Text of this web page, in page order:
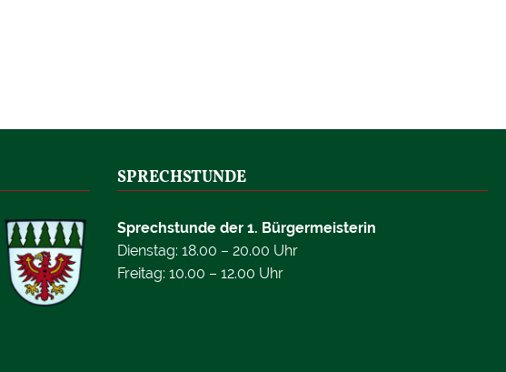
SPRECHSTUNDE
Sprechstunde der 1. Bürgermeisterin
Dienstag: 18.00 – 20.00 Uhr
Freitag: 10.00 – 12.00 Uhr